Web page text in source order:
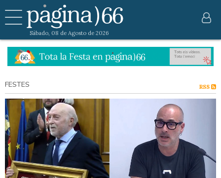
Sábado, 08 de Agosto de 2026
FESTES RSS